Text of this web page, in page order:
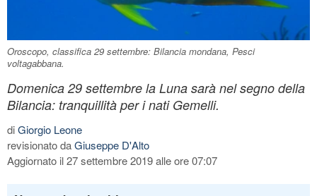
Oroscopo, classifica 29 settembre: Bilancia mondana, Pesci
voltagabbana.
Domenica 29 settembre la Luna sarà nel segno della
Bilancia: tranquillità per i nati Gemelli.
diGiorgio Leone
revisionato daGiuseppe D'Alto
Aggiornato il 27 settembre 2019 alle ore 07:07